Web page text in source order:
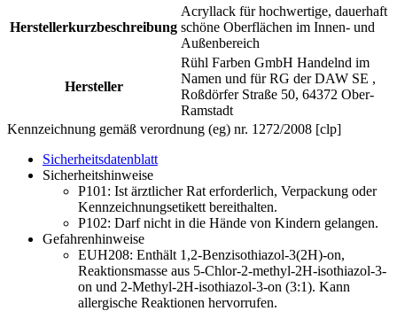
Herstellerkurzbeschreibung
Acryllack für hochwertige, dauerhaft
schöne Oberflächen im Innen- und
Außenbereich
Hersteller
Rühl Farben GmbH Handelnd im
Namen und für RG der DAW SE ,
Roßdörfer Straße 50, 64372 Ober-
Ramstadt
Kennzeichnung gemäß verordnung (eg) nr. 1272/2008 [clp]
Sicherheitsdatenblatt
Sicherheitshinweise
P101: Ist ärztlicher Rat erforderlich, Verpackung oder
Kennzeichnungsetikett bereithalten.
P102: Darf nicht in die Hände von Kindern gelangen.
Gefahrenhinweise
EUH208: Enthält 1,2-Benzisothiazol-3(2H)-on,
Reaktionsmasse aus 5-Chlor-2-methyl-2H-isothiazol-3-
on und 2-Methyl-2H-isothiazol-3-on (3:1). Kann
allergische Reaktionen hervorrufen.